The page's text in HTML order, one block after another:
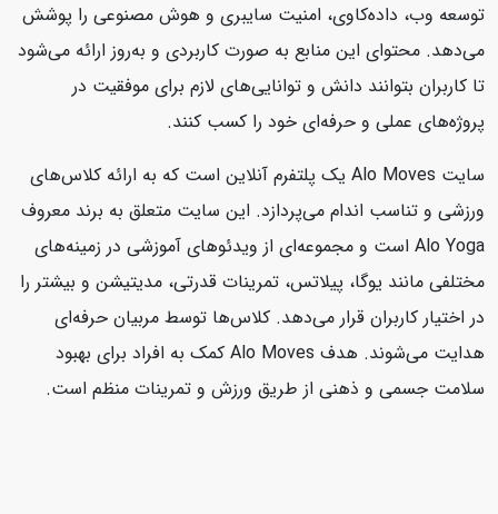
توسعه وب، داده‌کاوی، امنیت سایبری و هوش مصنوعی را پوشش
می‌دهد. محتوای این منابع به صورت کاربردی و به‌روز ارائه می‌شود
تا کاربران بتوانند دانش و توانایی‌های لازم برای موفقیت در
پروژه‌های عملی و حرفه‌ای خود را کسب کنند.
سایت Alo Moves یک پلتفرم آنلاین است که به ارائه کلاس‌های
ورزشی و تناسب اندام می‌پردازد. این سایت متعلق به برند معروف
Alo Yoga است و مجموعه‌ای از ویدئوهای آموزشی در زمینه‌های
مختلفی مانند یوگا، پیلاتس، تمرینات قدرتی، مدیتیشن و بیشتر را
در اختیار کاربران قرار می‌دهد. کلاس‌ها توسط مربیان حرفه‌ای
هدایت می‌شوند. هدف Alo Moves کمک به افراد برای بهبود
سلامت جسمی و ذهنی از طریق ورزش و تمرینات منظم است.